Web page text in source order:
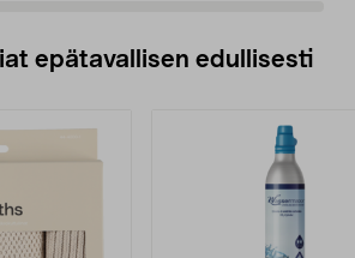
epätavallisen edullisesti